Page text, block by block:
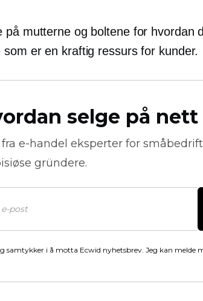
på mutterne og boltene for hvordan
som er en kraftig ressurs for kunder.
selge på nett
e-handel eksperter for
gründere.
samtykker i å motta Ecwid nyhetsbrev. Jeg kan melde